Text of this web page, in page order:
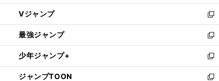
ウ
ィ
ン
ド
ウ
で
開
く
し
い
ウ
ィ
ン
ド
ウ
で
Vジャンプ
新
し
い
ウ
ィ
ン
ド
最強ジャンプ
新
し
い
ウ
ィ
少年ジャンプ+
新
し
い
ジャンプTOON
新